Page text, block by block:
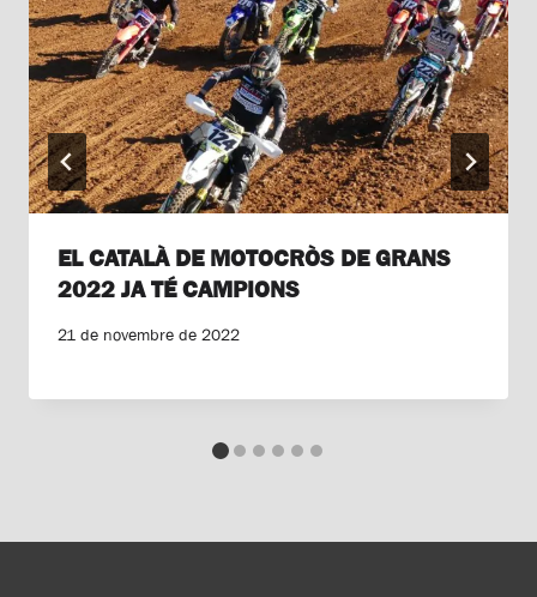
EL CATALÀ DE MOTOCRÒS DE GRANS
2022 JA TÉ CAMPIONS
21 de novembre de 2022